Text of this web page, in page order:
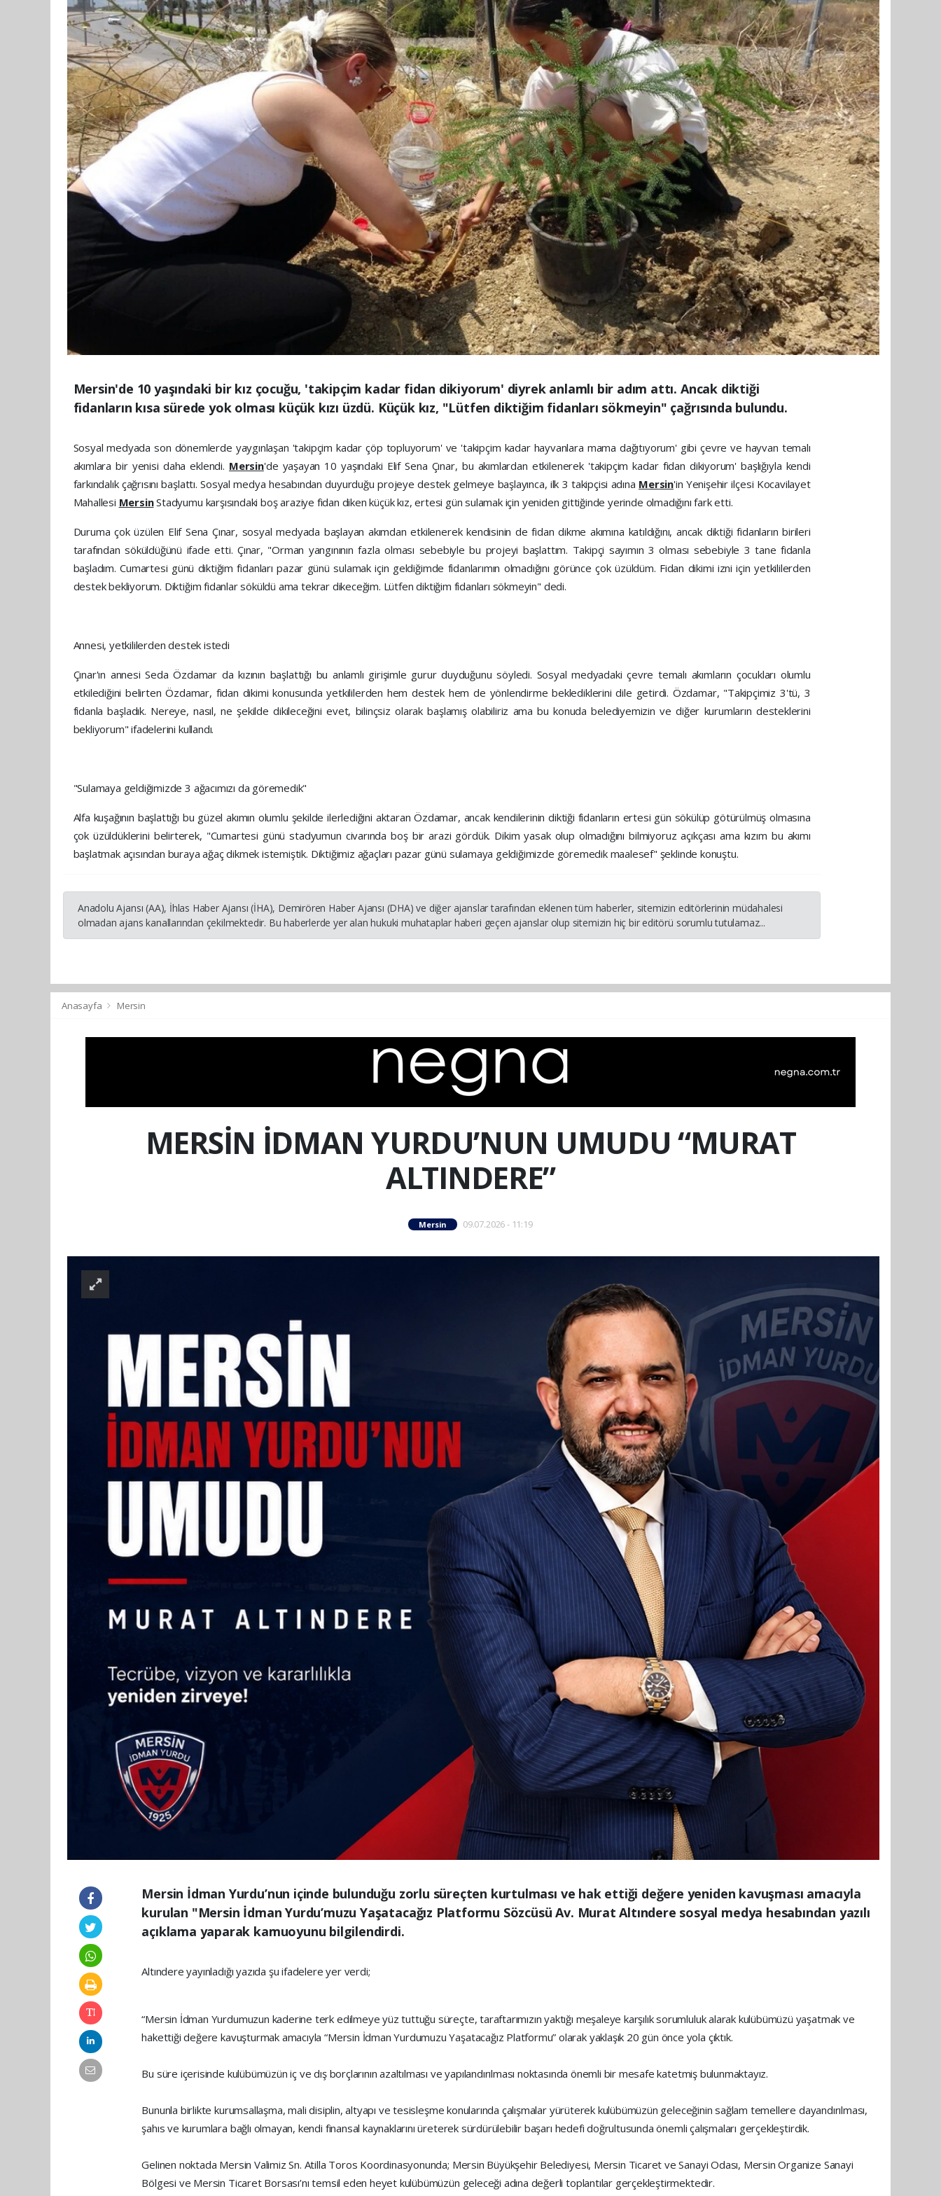
Mersin'de 10 yaşındaki bir kız çocuğu, 'takipçim kadar fidan dikiyorum' diyrek anlamlı bir adım attı. Ancak diktiği
fidanların kısa sürede yok olması küçük kızı üzdü. Küçük kız, "Lütfen diktiğim fidanları sökmeyin" çağrısında bulundu.
Sosyal medyada son dönemlerde yaygınlaşan 'takipçim kadar çöp topluyorum' ve 'takipçim kadar hayvanlara mama dağıtıyorum' gibi çevre ve hayvan temalı
akımlara bir yenisi daha eklendi. Mersin'de yaşayan 10 yaşındaki Elif Sena Çınar, bu akımlardan etkilenerek 'takipçim kadar fidan dikiyorum' başlığıyla kendi
farkındalık çağrısını başlattı. Sosyal medya hesabından duyurduğu projeye destek gelmeye başlayınca, ilk 3 takipçisi adına Mersin'in Yenişehir ilçesi Kocavilayet
Mahallesi MersinStadyumu karşısındaki boş araziye fidan diken küçük kız, ertesi gün sulamak için yeniden gittiğinde yerinde olmadığını fark etti.
Duruma çok üzülen Elif Sena Çınar, sosyal medyada başlayan akımdan etkilenerek kendisinin de fidan dikme akımına katıldığını, ancak diktiği fidanların birileri
tarafından söküldüğünü ifade etti. Çınar, "Orman yangınının fazla olması sebebiyle bu projeyi başlattım. Takipçi sayımın 3 olması sebebiyle 3 tane fidanla
başladım. Cumartesi günü diktiğim fidanları pazar günü sulamak için geldiğimde fidanlarımın olmadığını görünce çok üzüldüm. Fidan dikimi izni için yetkililerden
destek bekliyorum. Diktiğim fidanlar söküldü ama tekrar dikeceğim. Lütfen diktiğim fidanları sökmeyin" dedi.
Annesi, yetkililerden destek istedi
Çınar'ın annesi Seda Özdamar da kızının başlattığı bu anlamlı girişimle gurur duyduğunu söyledi. Sosyal medyadaki çevre temalı akımların çocukları olumlu
etkilediğini belirten Özdamar, fidan dikimi konusunda yetkililerden hem destek hem de yönlendirme beklediklerini dile getirdi. Özdamar, "Takipçimiz 3'tü, 3
fidanla başladık. Nereye, nasıl, ne şekilde dikileceğini evet, bilinçsiz olarak başlamış olabiliriz ama bu konuda belediyemizin ve diğer kurumların desteklerini
bekliyorum" ifadelerini kullandı.
"Sulamaya geldiğimizde 3 ağacımızı da göremedik"
Alfa kuşağının başlattığı bu güzel akımın olumlu şekilde ilerlediğini aktaran Özdamar, ancak kendilerinin diktiği fidanların ertesi gün sökülüp götürülmüş olmasına
çok üzüldüklerini belirterek, "Cumartesi günü stadyumun civarında boş bir arazi gördük. Dikim yasak olup olmadığını bilmiyoruz açıkçası ama kızım bu akımı
başlatmak açısından buraya ağaç dikmek istemiştik. Diktiğimiz ağaçları pazar günü sulamaya geldiğimizde göremedik maalesef" şeklinde konuştu.
Anadolu Ajansı (AA), İhlas Haber Ajansı (İHA), Demirören Haber Ajansı (DHA) ve diğer ajanslar tarafından eklenen tüm haberler, sitemizin editörlerinin müdahalesi
olmadan ajans kanallarından çekilmektedir. Bu haberlerde yer alan hukuki muhataplar haberi geçen ajanslar olup sitemizin hiç bir editörü sorumlu tutulamaz...
Anasayfa Mersin
MERSİN İDMAN YURDU’NUN UMUDU “MURAT
ALTINDERE”
Mersin 09.07.2026 - 11:19
Mersin İdman Yurdu’nun içinde bulunduğu zorlu süreçten kurtulması ve hak ettiği değere yeniden kavuşması amacıyla
kurulan "Mersin İdman Yurdu’muzu Yaşatacağız Platformu Sözcüsü Av. Murat Altındere sosyal medya hesabından yazılı
açıklama yaparak kamuoyunu bilgilendirdi.
Altındere yayınladığı yazıda şu ifadelere yer verdi;
“Mersin İdman Yurdumuzun kaderine terk edilmeye yüz tuttuğu süreçte, taraftarımızın yaktığı meşaleye karşılık sorumluluk alarak kulübümüzü yaşatmak ve
hakettiği değere kavuşturmak amacıyla “Mersin İdman Yurdumuzu Yaşatacağız Platformu” olarak yaklaşık 20 gün önce yola çıktık.
Bu süre içerisinde kulübümüzün iç ve dış borçlarının azaltılması ve yapılandırılması noktasında önemli bir mesafe katetmiş bulunmaktayız.
Bununla birlikte kurumsallaşma, mali disiplin, altyapı ve tesisleşme konularında çalışmalar yürüterek kulübümüzün geleceğinin sağlam temellere dayandırılması,
şahıs ve kurumlara bağlı olmayan, kendi finansal kaynaklarını üreterek sürdürülebilir başarı hedefi doğrultusunda önemli çalışmaları gerçekleştirdik.
Gelinen noktada Mersin Valimiz Sn. Atilla Toros Koordinasyonunda; Mersin Büyükşehir Belediyesi, Mersin Ticaret ve Sanayi Odası, Mersin Organize Sanayi
Bölgesi ve Mersin Ticaret Borsası’nı temsil eden heyet kulübümüzün geleceği adına değerli toplantılar gerçekleştirmektedir.